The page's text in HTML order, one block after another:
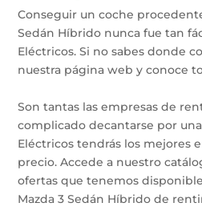
Conseguir un coche
Sedán Híbrido nunca fue tan
Eléctricos. Si no sabes donde
nuestra página web y conoce
Son tantas las empresas de
complicado decantarse por
Eléctricos tendrás los mejores
precio. Accede a nuestro
ofertas que tenemos
Mazda 3 Sedán Híbrido de